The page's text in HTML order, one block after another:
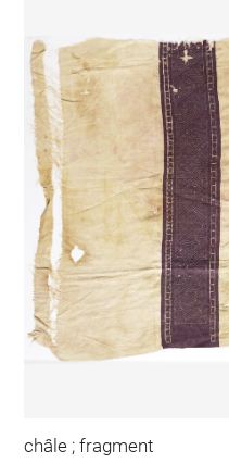
châle ; fragment